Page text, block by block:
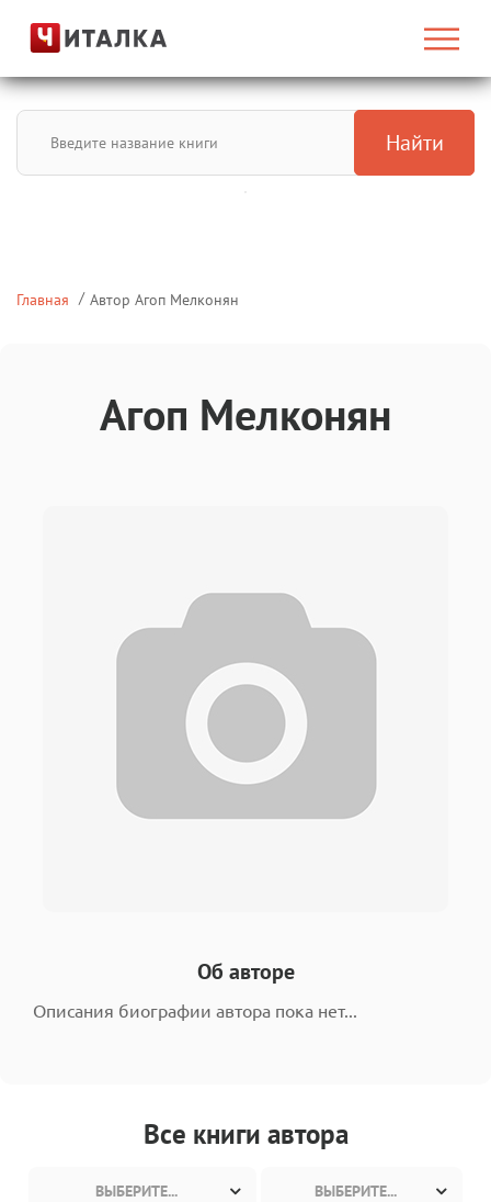
Найти
Главная Автор Агоп Мелконян
Агоп Мелконян
Об авторе
Описания биографии автора пока нет...
Все книги автора
ВЫБЕРИТЕ... ВЫБЕРИТЕ...